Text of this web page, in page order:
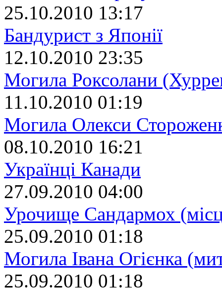
25.10.2010 13:17
Бандурист з Японії
12.10.2010 23:35
Могила Роксолани
11.10.2010 01:19
Могила Олекси
08.10.2010 16:21
Українці Канади
27.09.2010 04:00
Урочище Сандармох
25.09.2010 01:18
Могила Івана Огієнка
25.09.2010 01:18